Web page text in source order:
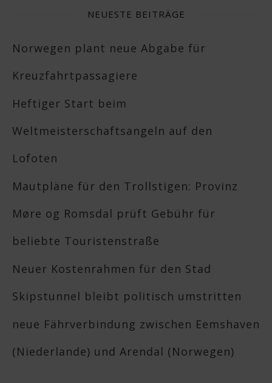
NEUESTE BEITRÄGE
Norwegen plant neue Abgabe für
Kreuzfahrtpassagiere
Heftiger Start beim
Weltmeisterschaftsangeln auf den
Lofoten
Mautpläne für den Trollstigen: Provinz
Møre og Romsdal prüft Gebühr für
beliebte Touristenstraße
Neuer Kostenrahmen für den Stad
Skipstunnel bleibt politisch umstritten
neue Fährverbindung zwischen Eemshaven
(Niederlande) und Arendal (Norwegen)